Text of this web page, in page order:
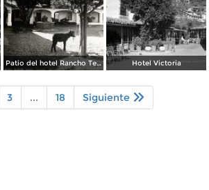
Patio del hotel Rancho Telva Hotel Victoria
3 ... 18 Siguiente